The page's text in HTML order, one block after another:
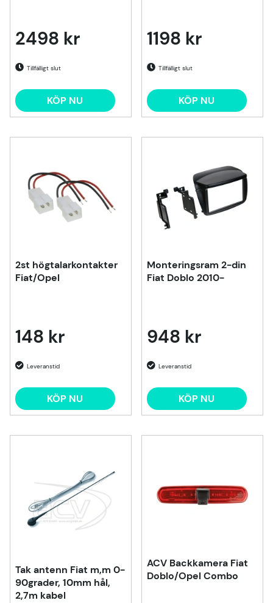
2498 kr
Tillfälligt slut
KÖP NU
1198 kr
Tillfälligt slut
KÖP NU
2st högtalarkontakter
Fiat/Opel
148 kr
KÖP NU
Monteringsram 2-din
Fiat Doblo 2010-
948 kr
KÖP NU
Tak antenn Fiat m,m 0-
90grader, 10mm hål,
2,7m kabel
ACV Backkamera Fiat
Doblo/Opel Combo